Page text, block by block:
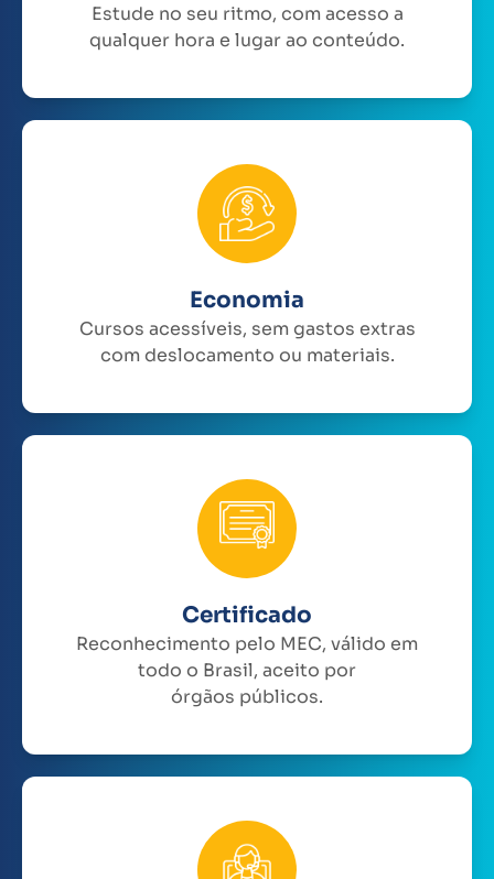
Estude no seu ritmo, com acesso a
qualquer hora e lugar ao conteúdo.
Economia
Cursos acessíveis, sem gastos extras
com deslocamento ou materiais.
Certificado
Reconhecimento pelo MEC, válido em
todo o Brasil, aceito por
órgãos públicos.